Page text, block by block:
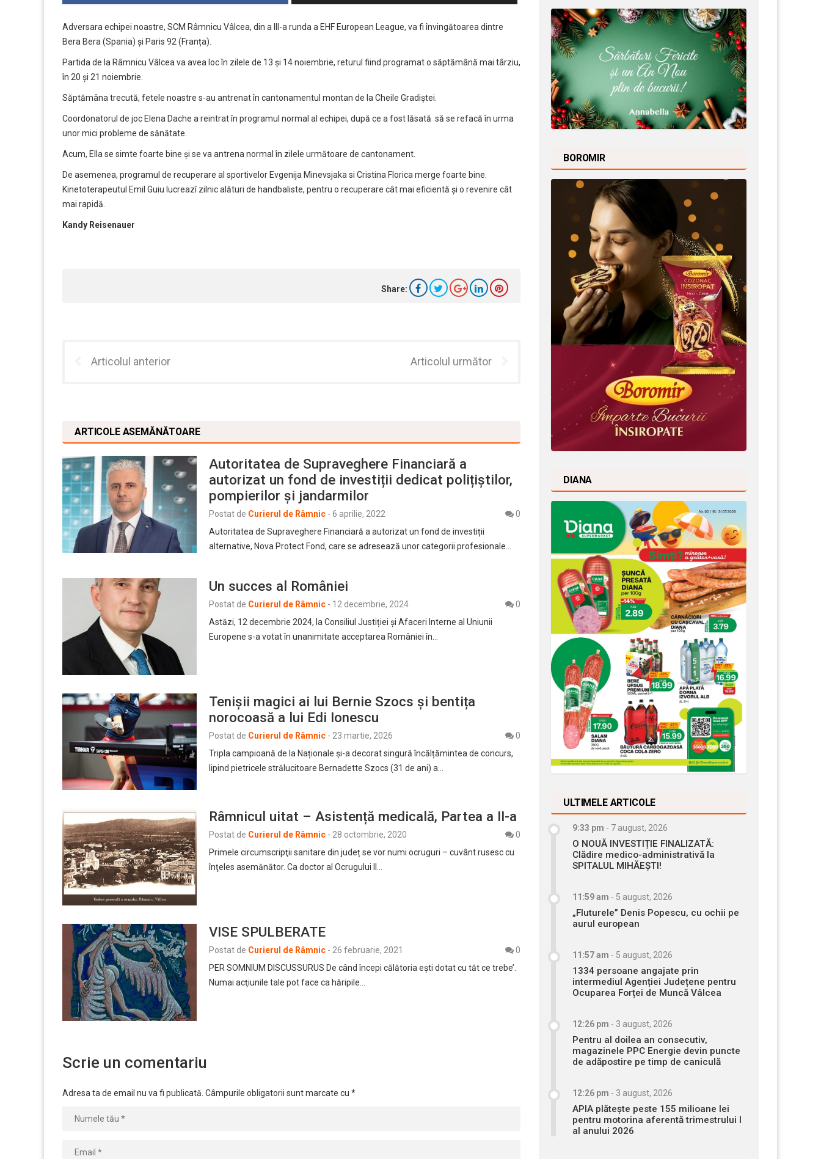
Adversara echipei noastre, SCM Râmnicu Vâlcea, din a III-a runda a EHF European League, va fi învingătoarea dintre
Bera Bera (Spania) și Paris 92 (Franța).
Partida de la Râmnicu Vâlcea va avea loc în zilele de 13 și 14 noiembrie, returul fiind programat o săptămână mai târziu,
în 20 și 21 noiembrie.
Săptămâna trecută, fetele noastre s-au antrenat în cantonamentul montan de la Cheile Gradiștei.
Coordonatorul de joc Elena Dache a reintrat în programul normal al echipei, după ce a fost lăsată să se refacă în urma
unor mici probleme de sănătate.
Acum, Ella se simte foarte bine și se va antrena normal în zilele următoare de cantonament.
De asemenea, programul de recuperare al sportivelor Evgenija Minevsjaka si Cristina Florica merge foarte bine.
Kinetoterapeutul Emil Guiu lucreazî zilnic alături de handbaliste, pentru o recuperare cât mai eficientă și o revenire cât
mai rapidă.
Kandy Reisenauer
Share:
Articolul anterior Articolul următor
ARTICOLE ASEMĂNĂTOARE
Autoritatea de Supraveghere Financiară a
autorizat un fond de investiții dedicat polițiștilor,
pompierilor și jandarmilor
Postat de Curierul de Râmnic - 6 aprilie, 2022
0
Autoritatea de Supraveghere Financiară a autorizat un fond de investiții
alternative, Nova Protect Fond, care se adresează unor categorii profesionale…
Un succes al României
Postat de Curierul de Râmnic - 12 decembrie, 2024
0
Astăzi, 12 decembrie 2024, la Consiliul Justiției și Afaceri Interne al Uniunii
Europene s-a votat în unanimitate acceptarea României în…
Tenișii magici ai lui Bernie Szocs și bentița
norocoasă a lui Edi Ionescu
Postat de Curierul de Râmnic - 23 martie, 2026
0
Tripla campioană de la Naționale și-a decorat singură încălțămintea de concurs,
lipind pietricele strălucitoare Bernadette Szocs (31 de ani) a…
Râmnicul uitat – Asistență medicală, Partea a II-a
Postat de Curierul de Râmnic - 28 octombrie, 2020
0
Primele circumscripţii sanitare din județ se vor numi ocruguri – cuvânt rusesc cu
înţeles asemănător. Ca doctor al Ocrugului II…
VISE SPULBERATE
Postat de Curierul de Râmnic - 26 februarie, 2021
0
PER SOMNIUM DISCUSSURUS De când începi călătoria eşti dotat cu tăt ce trebe’.
Numai acţiunile tale pot face ca hăripile…
Scrie un comentariu
Adresa ta de email nu va fi publicată. Câmpurile obligatorii sunt marcate cu *
BOROMIR
DIANA
ULTIMELE ARTICOLE
9:33 pm - 7 august, 2026
O NOUĂ INVESTIȚIE FINALIZATĂ:
Clădire medico-administrativă la
SPITALUL MIHĂEȘTI!
11:59 am - 5 august, 2026
„Fluturele” Denis Popescu, cu ochii pe
aurul european
11:57 am - 5 august, 2026
1334 persoane angajate prin
intermediul Agenției Județene pentru
Ocuparea Forței de Muncă Vâlcea
12:26 pm - 3 august, 2026
Pentru al doilea an consecutiv,
magazinele PPC Energie devin puncte
de adăpostire pe timp de caniculă
12:26 pm - 3 august, 2026
APIA plătește peste 155 milioane lei
pentru motorina aferentă trimestrului I
al anului 2026